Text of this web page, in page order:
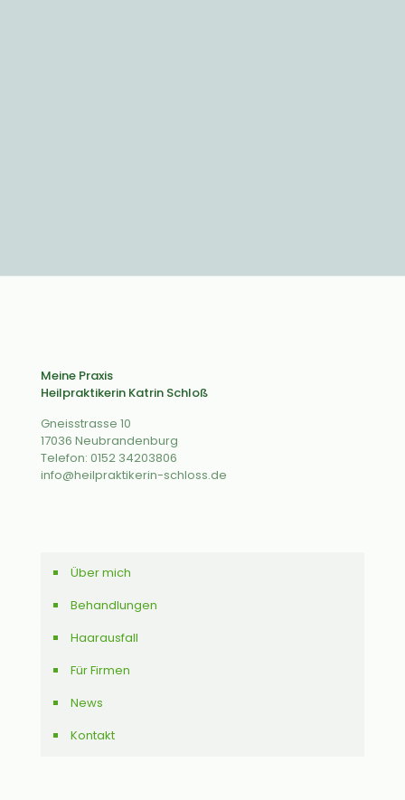
Meine Praxis
Heilpraktikerin Katrin Schloß
Gneisstrasse 10
17036 Neubrandenburg
Telefon: 0152 34203806
info@heilpraktikerin-schloss.de
Über mich
Behandlungen
Haarausfall
Für Firmen
News
Kontakt